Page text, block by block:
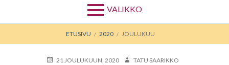
VALIKKO
MURUPOLKU
ETUSIVU 2020 JOULUKUU
JULKAISTU
21 JOULUKUUN, 2020 KIRJOITTAJA
TATU SAARIKKO